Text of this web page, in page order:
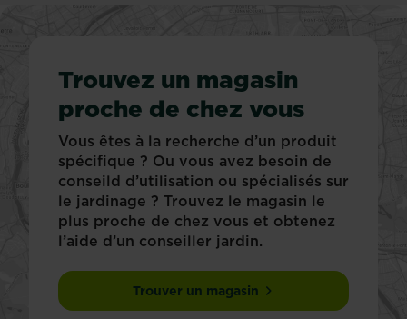
Trouvez un magasin
proche de chez vous
Vous êtes à la recherche d’un produit
spécifique ? Ou vous avez besoin de
conseild d’utilisation ou spécialisés sur
le jardinage ? Trouvez le magasin le
plus proche de chez vous et obtenez
l’aide d’un conseiller jardin.
Trouver un magasin